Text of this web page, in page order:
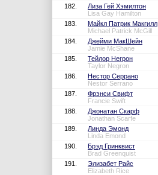
182.
Лиза Гей Хэмилтон
Lisa Gay Hamilton
183.
Майкл Патрик Макгилл
Michael Patrick McGill
184.
Джейми МакШейн
Jamie McShane
185.
Тейлор Негрон
Taylor Negron
186.
Нестор Серрано
Nestor Serrano
187.
Фрэнси Свифт
Francie Swift
188.
Джонатан Скарф
Jonathan Scarfe
189.
Линда Эмонд
Linda Emond
190.
Брэд Гринквист
Brad Greenquist
191.
Элизабет Райс
Elizabeth Rice